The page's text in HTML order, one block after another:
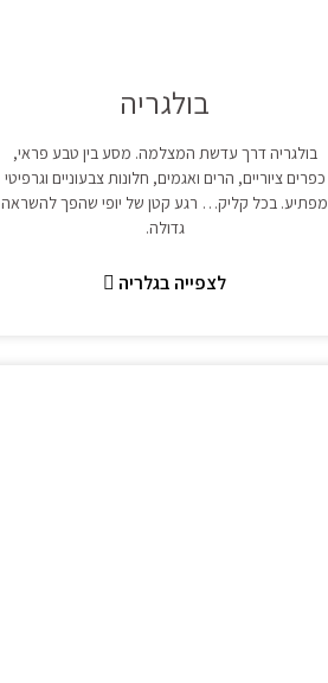
בולגריה
בולגריה דרך עדשת המצלמה. מסע בין טבע פראי,
כפרים ציוריים, הרים ואגמים, חלונות צבעוניים וגרפיטי
מפתיע. בכל קליק… רגע קטן של יופי שהפך להשראה
גדולה.
לצפייה בגלריה